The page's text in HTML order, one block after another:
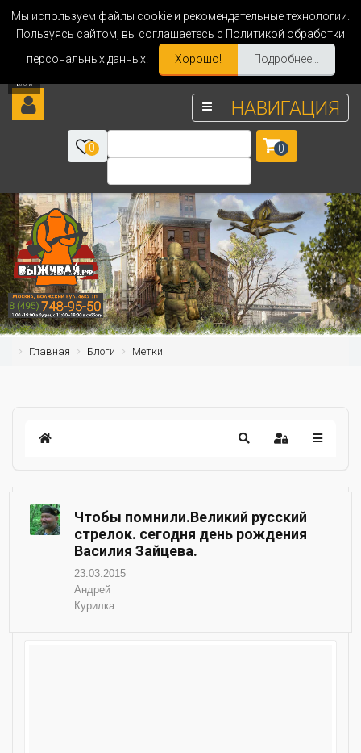
Мы используем файлы cookie и рекомендательные технологии.
Пользуясь сайтом, вы соглашаетесь с Политикой обработки
персональных данных.
Хорошо! Подробнее...
НАВИГАЦИЯ
0 0
Главная Блоги Метки
Чтобы помнили.Великий русский
стрелок. сегодня день рождения
Василия Зайцева.
23.03.2015
Андрей
Курилка